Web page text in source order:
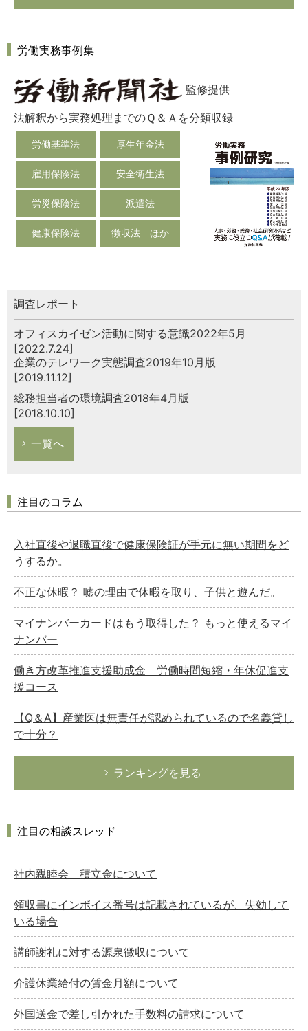
労働実務事例集
監修提供
法解釈から実務処理までのＱ＆Ａを分類収録
労働基準法 厚生年金法
雇用保険法 安全衛生法
労災保険法 派遣法
健康保険法 徴収法 ほか
調査レポート
オフィスカイゼン活動に関する意識2022年5月
[2022.7.24]
企業のテレワーク実態調査2019年10月版
[2019.11.12]
総務担当者の環境調査2018年4月版
[2018.10.10]
一覧へ
注目のコラム
入社直後や退職直後で健康保険証が手元に無い期間をど
うするか。
不正な休暇？ 嘘の理由で休暇を取り、子供と遊んだ。
マイナンバーカードはもう取得した？ もっと使えるマイ
ナンバー
働き方改革推進支援助成金 労働時間短縮・年休促進支
援コース
【Q＆A】産業医は無責任が認められているので名義貸し
で十分？
ランキングを見る
注目の相談スレッド
社内親睦会 積立金について
領収書にインボイス番号は記載されているが、失効して
いる場合
講師謝礼に対する源泉徴収について
介護休業給付の賃金月額について
外国送金で差し引かれた手数料の請求について